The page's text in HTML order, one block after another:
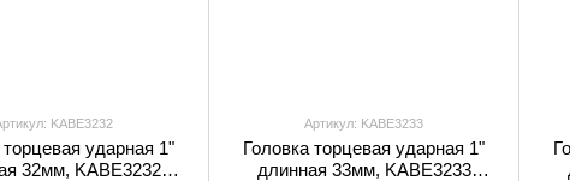
KABE3232
торцевая ударная 1"
32мм, KABE3232
Артикул: KABE3233
Головка торцевая ударная 1"
длинная 33мм, KABE3233